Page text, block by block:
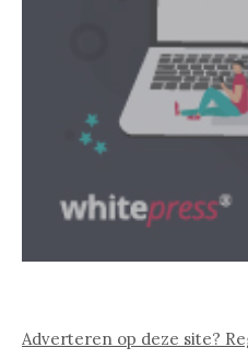
Adverteren op deze site?